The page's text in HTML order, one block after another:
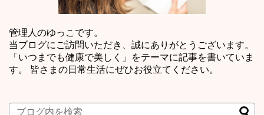
管理人のゆっこです。
当ブログにご訪問いただき、誠にありがとうございます。
「いつまでも健康で美しく」をテーマに記事を書いていま
す。 皆さまの日常生活にぜひお役立てください。